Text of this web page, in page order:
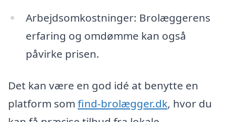
Arbejdsomkostninger: Brolæggerens
erfaring og omdømme kan også
påvirke prisen.
Det kan være en god idé at benytte en
platform som find-brolægger.dk, hvor du